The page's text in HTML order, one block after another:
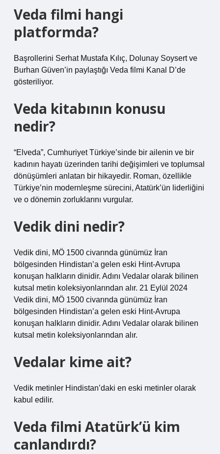
Veda filmi hangi
platformda?
Başrollerini Serhat Mustafa Kılıç, Dolunay Soysert ve
Burhan Güven’in paylaştığı Veda filmi Kanal D’de
gösteriliyor.
Veda kitabının konusu
nedir?
“Elveda”, Cumhuriyet Türkiye’sinde bir ailenin ve bir
kadının hayatı üzerinden tarihi değişimleri ve toplumsal
dönüşümleri anlatan bir hikayedir. Roman, özellikle
Türkiye’nin modernleşme sürecini, Atatürk’ün liderliğini
ve o dönemin zorluklarını vurgular.
Vedik dini nedir?
Vedik dini, MÖ 1500 civarında günümüz İran
bölgesinden Hindistan’a gelen eski Hint-Avrupa
konuşan halkların dinidir. Adını Vedalar olarak bilinen
kutsal metin koleksiyonlarından alır. 21 Eylül 2024
Vedik dini, MÖ 1500 civarında günümüz İran
bölgesinden Hindistan’a gelen eski Hint-Avrupa
konuşan halkların dinidir. Adını Vedalar olarak bilinen
kutsal metin koleksiyonlarından alır.
Vedalar kime ait?
Vedik metinler Hindistan’daki en eski metinler olarak
kabul edilir.
Veda filmi Atatürk’ü kim
canlandırdı?